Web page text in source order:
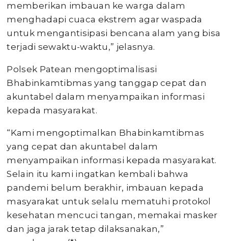
memberikan imbauan ke warga dalam
menghadapi cuaca ekstrem agar waspada
untuk mengantisipasi bencana alam yang bisa
terjadi sewaktu-waktu,” jelasnya.
Polsek Patean mengoptimalisasi
Bhabinkamtibmas yang tanggap cepat dan
akuntabel dalam menyampaikan informasi
kepada masyarakat.
“Kami mengoptimalkan Bhabinkamtibmas
yang cepat dan akuntabel dalam
menyampaikan informasi kepada masyarakat.
Selain itu kami ingatkan kembali bahwa
pandemi belum berakhir, imbauan kepada
masyarakat untuk selalu mematuhi protokol
kesehatan mencuci tangan, memakai masker
dan jaga jarak tetap dilaksanakan,”